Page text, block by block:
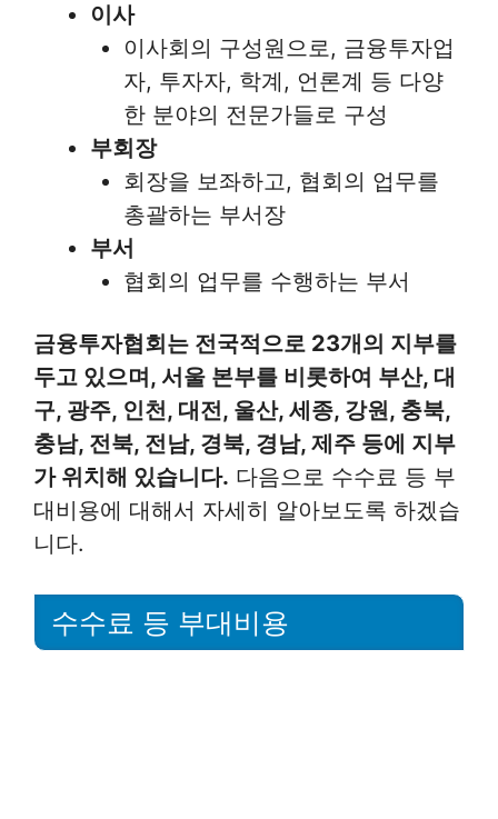
이사
이사회의 구성원으로, 금융투자업
자, 투자자, 학계, 언론계 등 다양
한 분야의 전문가들로 구성
부회장
회장을 보좌하고, 협회의 업무를
총괄하는 부서장
부서
협회의 업무를 수행하는 부서
금융투자협회는 전국적으로 23개의 지부를
두고 있으며, 서울 본부를 비롯하여 부산, 대
구, 광주, 인천, 대전, 울산, 세종, 강원, 충북,
충남, 전북, 전남, 경북, 경남, 제주 등에 지부
가 위치해 있습니다. 다음으로 수수료 등 부
대비용에 대해서 자세히 알아보도록 하겠습
니다.
수수료 등 부대비용